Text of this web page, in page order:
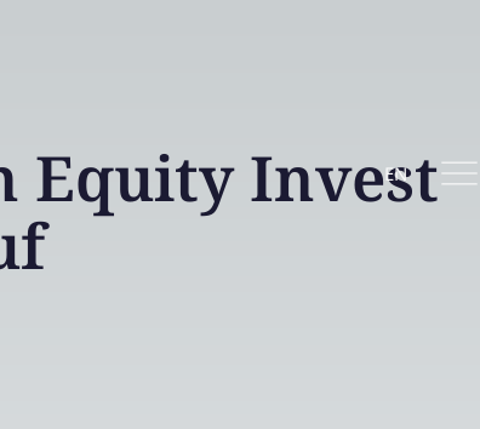
EN
Equity Invest